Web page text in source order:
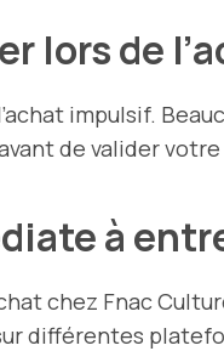
lors de
impulsif.
de valider
à
chez Fnac
différentes